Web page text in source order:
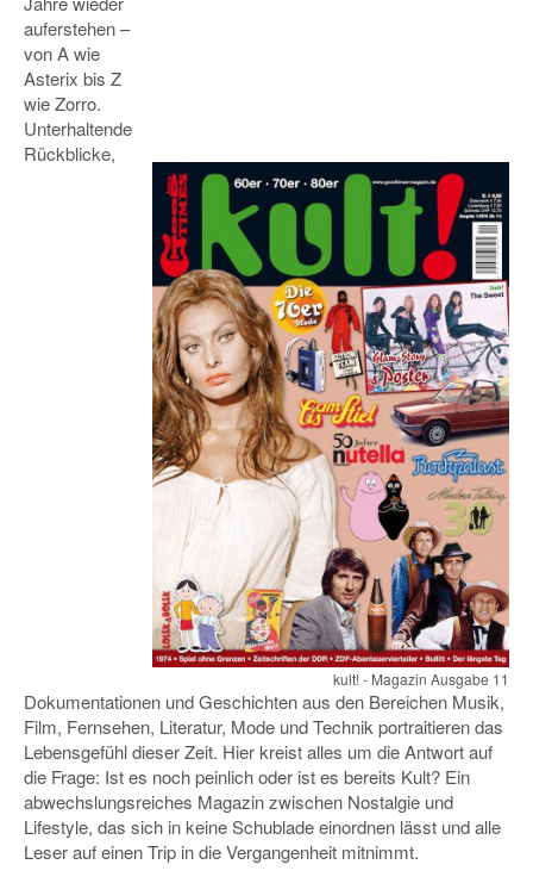
kult! - Magazin Ausgabe 11
auferstehen –
von A wie
Asterix bis Z
wie Zorro.
Unterhaltende
Rückblicke,
Dokumentationen und Geschichten aus den Bereichen Musik,
Film, Fernsehen, Literatur, Mode und Technik portraitieren das
Lebensgefühl dieser Zeit. Hier kreist alles um die Antwort auf
die Frage: Ist es noch peinlich oder ist es bereits Kult? Ein
abwechslungsreiches Magazin zwischen Nostalgie und
Lifestyle, das sich in keine Schublade einordnen lässt und alle
Leser auf einen Trip in die Vergangenheit mitnimmt.